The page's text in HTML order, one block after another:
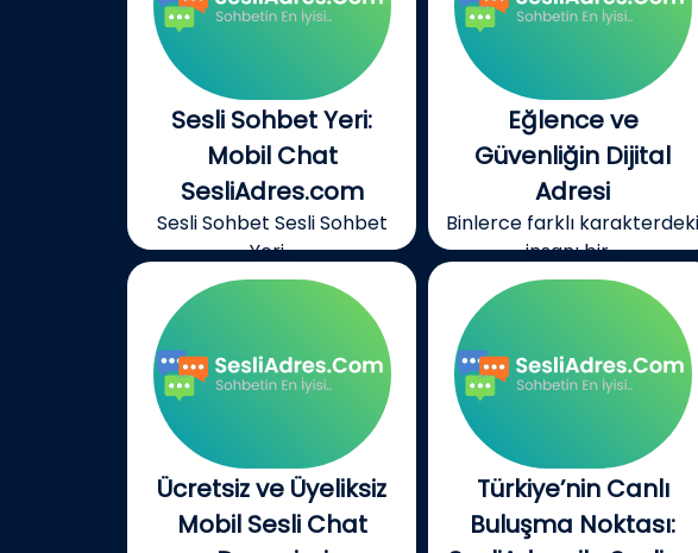
Sesli Sohbet Yeri:
Mobil Chat
SesliAdres.com
Sesli Sohbet Sesli Sohbet
Yeri...
Eğlence ve
Güvenliğin Dijital
Adresi
Binlerce farklı karakterdeki
insanı bir...
Ücretsiz ve Üyeliksiz
Mobil Sesli Chat
Türkiye’nin Canlı
Buluşma Noktası: